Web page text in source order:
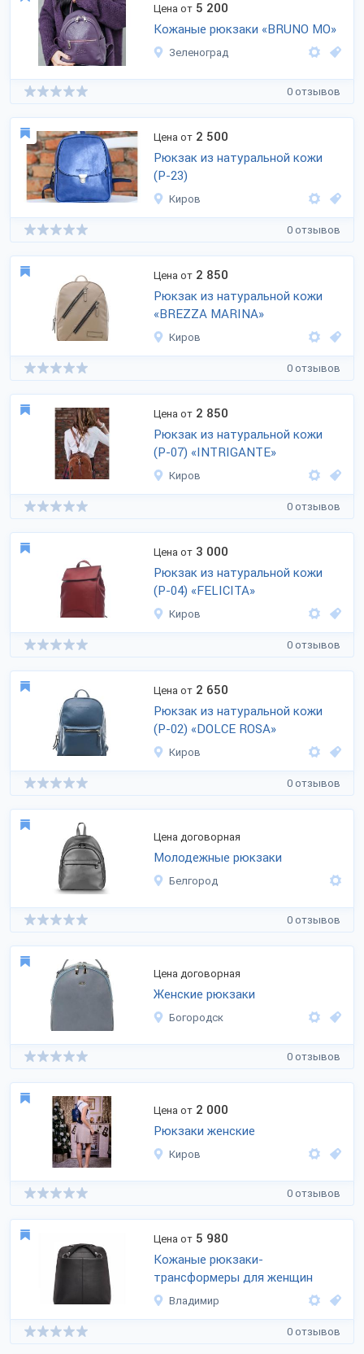
Цена от 5 200
Кожаные рюкзаки «BRUNO MO»
Зеленоград
0 отзывов
Цена от 2 500
Рюкзак из натуральной кожи
(Р-23)
Киров
0 отзывов
Цена от 2 850
Рюкзак из натуральной кожи
«BREZZA MARINA»
Киров
0 отзывов
Цена от 2 850
Рюкзак из натуральной кожи
(Р-07) «INTRIGANTE»
Киров
0 отзывов
Цена от 3 000
Рюкзак из натуральной кожи
(Р-04) «FELICITA»
Киров
0 отзывов
Цена от 2 650
Рюкзак из натуральной кожи
(Р-02) «DOLCE ROSA»
Киров
0 отзывов
Цена договорная
Молодежные рюкзаки
Белгород
0 отзывов
Цена договорная
Женские рюкзаки
Богородск
0 отзывов
Цена от 2 000
Рюкзаки женские
Киров
0 отзывов
Цена от 5 980
Кожаные рюкзаки-
трансформеры для женщин
Владимир
0 отзывов